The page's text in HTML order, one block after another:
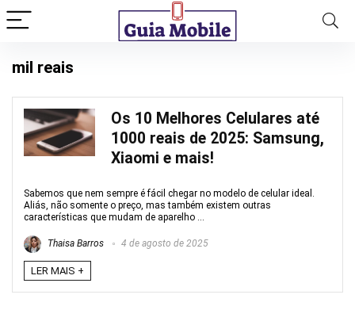
mil reais
Os 10 Melhores Celulares até
1000 reais de 2025: Samsung,
Xiaomi e mais!
Sabemos que nem sempre é fácil chegar no modelo de celular ideal.
Aliás, não somente o preço, mas também existem outras
características que mudam de aparelho ...
Thaisa Barros 4 de agosto de 2025
LER MAIS +